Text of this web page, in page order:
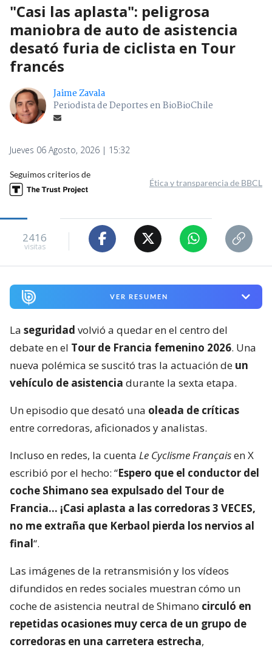
"Casi las aplasta": peligrosa
maniobra de auto de asistencia
desató furia de ciclista en Tour
francés
Jaime Zavala
Periodista de Deportes en BioBioChile
Jueves 06 Agosto, 2026 | 15:32
Seguimos criterios de
Ética y transparencia de BBCL
2416
visitas
VER RESUMEN
La seguridad volvió a quedar en el centro del
debate en el Tour de Francia femenino 2026. Una
nueva polémica se suscitó tras la actuación de un
vehículo de asistencia durante la sexta etapa.
Un episodio que desató una oleada de críticas
entre corredoras, aficionados y analistas.
Incluso en redes, la cuenta Le Cyclisme Françaisen X
escribió por el hecho: “Espero que el conductor del
coche Shimano sea expulsado del Tour de
Francia… ¡Casi aplasta a las corredoras 3 VECES,
no me extraña que Kerbaol pierda los nervios al
final“.
Las imágenes de la retransmisión y los vídeos
difundidos en redes sociales muestran cómo un
coche de asistencia neutral de Shimano circuló en
repetidas ocasiones muy cerca de un grupo de
corredoras en una carretera estrecha,